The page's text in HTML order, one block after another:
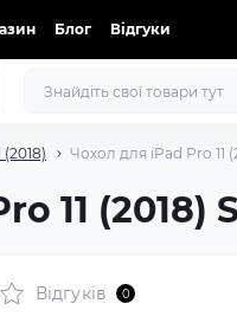
Блог Відгуки
Чохол для iPad Pro 11
11 (2018)
Відгуків 0